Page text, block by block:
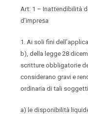
Art. 1 – Inattendibilità
d’impresa
1. Ai soli fini
b), della legge 28
scritture obbligatorie
considerano gravi e
ordinaria di tali
a) le disponibilità